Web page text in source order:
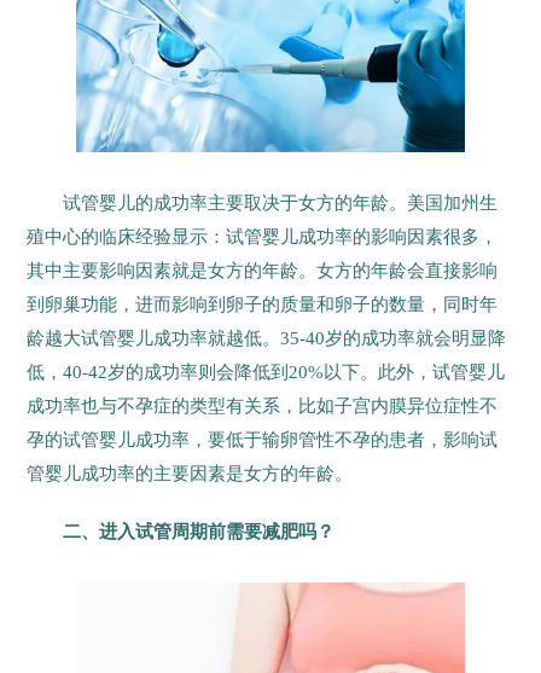
试管婴儿的成功率主要取决于女方的年龄。美国加州生
殖中心的临床经验显示：试管婴儿成功率的影响因素很多，
其中主要影响因素就是女方的年龄。女方的年龄会直接影响
到卵巢功能，进而影响到卵子的质量和卵子的数量，同时年
龄越大试管婴儿成功率就越低。35-40岁的成功率就会明显降
低，40-42岁的成功率则会降低到20%以下。此外，试管婴儿
成功率也与不孕症的类型有关系，比如子宫内膜异位症性不
孕的试管婴儿成功率，要低于输卵管性不孕的患者，影响试
管婴儿成功率的主要因素是女方的年龄。
二、进入试管周期前需要减肥吗？